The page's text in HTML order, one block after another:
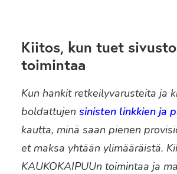
Kiitos, kun tuet
toimintaa
Kun hankit retkeilyvarusteita ja
boldattujen sinisten linkkien ja
kautta, minä saan pienen
et maksa yhtään ylimääräistä.
KAUKOKAIPUUn toimintaa ja